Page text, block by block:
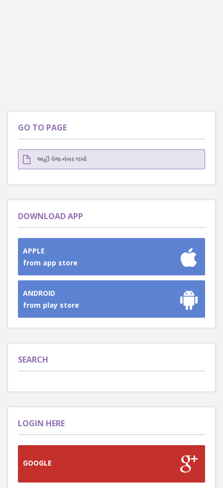
GO TO PAGE
DOWNLOAD APP
APPLE
from app store
ANDROID
from play store
SEARCH
LOGIN HERE
GOOGLE